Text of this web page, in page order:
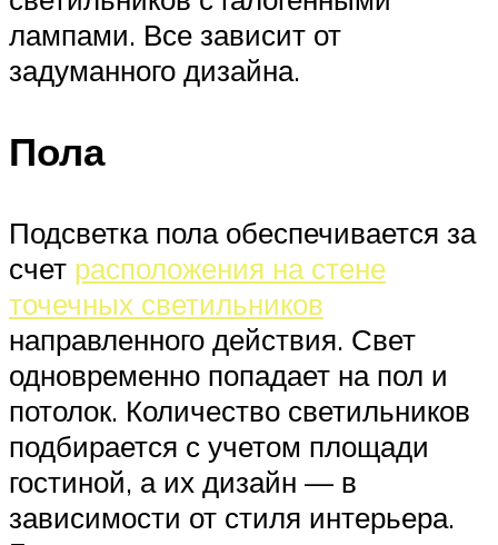
лампами. Все зависит от
задуманного дизайна.
Пола
Подсветка пола обеспечивается за
счет расположения на стене
точечных светильников
направленного действия. Свет
одновременно попадает на пол и
потолок. Количество светильников
подбирается с учетом площади
гостиной, а их дизайн — в
зависимости от стиля интерьера.